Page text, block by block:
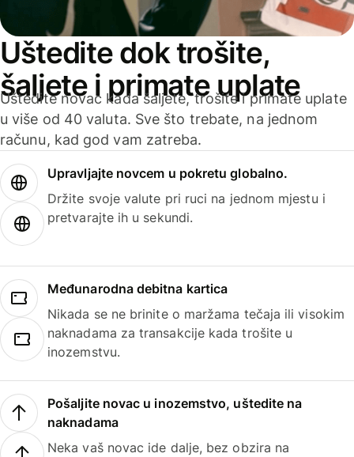
Uštedite dok trošite,
šaljete i primate uplate
Uštedite novac kada šaljete, trošite i primate uplate
u više od 40 valuta. Sve što trebate, na jednom
računu, kad god vam zatreba.
Upravljajte novcem u pokretu globalno.
Držite svoje valute pri ruci na jednom mjestu i
pretvarajte ih u sekundi.
Međunarodna debitna kartica
Nikada se ne brinite o maržama tečaja ili visokim
naknadama za transakcije kada trošite u
inozemstvu.
Pošaljite novac u inozemstvo, uštedite na
naknadama
Neka vaš novac ide dalje, bez obzira na